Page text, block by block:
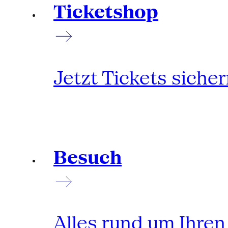
Ticketshop
Jetzt Tickets
Besuch
Alles rund um